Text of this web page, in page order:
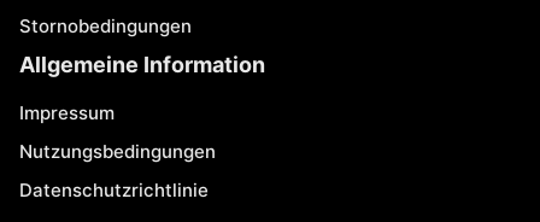
Stornobedingungen
Allgemeine Information
Impressum
Nutzungsbedingungen
Datenschutzrichtlinie